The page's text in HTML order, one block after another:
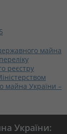
майна
реєстру
майна України –
України: